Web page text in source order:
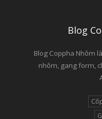
Blog
Blog Coppha Nhôm
nhôm, gang form,